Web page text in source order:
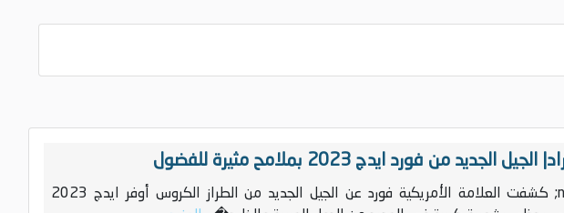
الجيل الجديد من فورد ايدج 2023 بملامح مثيرة للفضول
nbsp; كشفت العلامة الأمريكية فورد عن الجيل الجديد من الطراز الكروس أوفر ايدج 2023